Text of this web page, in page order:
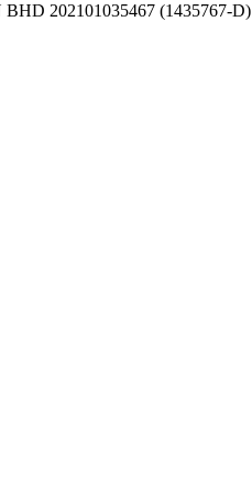
202101035467 (1435767-D)